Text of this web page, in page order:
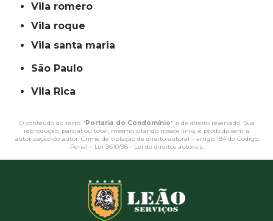
vila romero
vila roque
vila santa maria
São Paulo
Vila Rica
O conteúdo do texto "Portaria do Condomínio" é de direito reservado. Sua
reprodução, parcial ou total, mesmo citando nossos links, é proibida sem a
autorização do autor. Crime de violação de direito autoral – artigo 184 do Código
Penal – Lei 9610/98 - Lei de direitos autorais.